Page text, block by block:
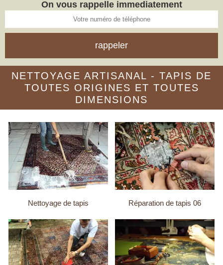
On vous rappelle immediatement
NETTOYAGE ARTISANAL - TAPIS DE
TOUTES ORIGINES ET TOUTES
DIMENSIONS
Nettoyage de tapis Réparation de tapis 06